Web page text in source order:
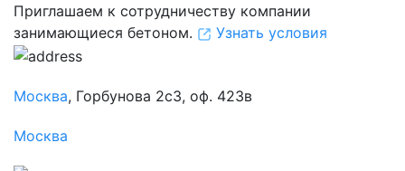
Приглашаем к сотрудничеству компании
занимающиеся бетоном.
Узнать условия
Москва, Горбунова 2с3, оф. 423в
Москва